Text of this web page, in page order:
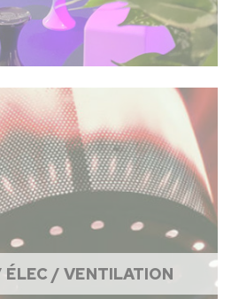
ÉLEC / VENTILATION